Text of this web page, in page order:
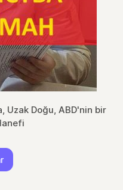
Uzak Doğu, ABD'nin bir